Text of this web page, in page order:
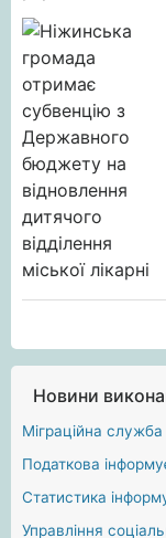
Новини
Міграційна
Податкова
Статистика
Управління